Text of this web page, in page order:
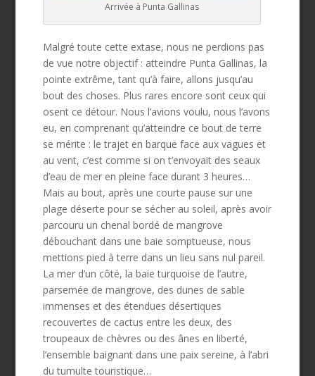
Arrivée à Punta Gallinas
Malgré toute cette extase, nous ne perdions pas
de vue notre objectif : atteindre Punta Gallinas, la
pointe extrême, tant qu’à faire, allons jusqu’au
bout des choses. Plus rares encore sont ceux qui
osent ce détour. Nous l’avions voulu, nous l’avons
eu, en comprenant qu’atteindre ce bout de terre
se mérite : le trajet en barque face aux vagues et
au vent, c’est comme si on t’envoyait des seaux
d’eau de mer en pleine face durant 3 heures…
Mais au bout, après une courte pause sur une
plage déserte pour se sécher au soleil, après avoir
parcouru un chenal bordé de mangrove
débouchant dans une baie somptueuse, nous
mettions pied à terre dans un lieu sans nul pareil.
La mer d’un côté, la baie turquoise de l’autre,
parsemée de mangrove, des dunes de sable
immenses et des étendues désertiques
recouvertes de cactus entre les deux, des
troupeaux de chèvres ou des ânes en liberté,
l’ensemble baignant dans une paix sereine, à l’abri
du tumulte touristique…